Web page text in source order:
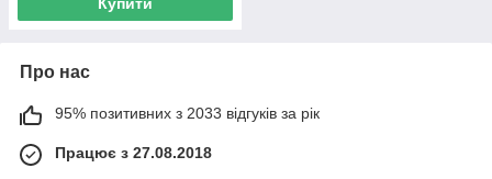
Про нас
95% позитивних з 2033 відгуків за рік
Працює з 27.08.2018